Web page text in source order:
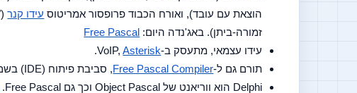
הוצאת עם עובד), ואורח הכבוד פרופסור אמריטוס עידו קנר
זמורה-ביתן). באג'נדה היום: Free Pascal
עידו עצמאי, מתעסק ב-VoIP, Asterisk
.
תורם גם ל-Free Pascal Compiler, סביבת פיתוח (IDE) בשם
Delphi הוא ווריאנט של Object Pascal וכך גם Free Pascal.